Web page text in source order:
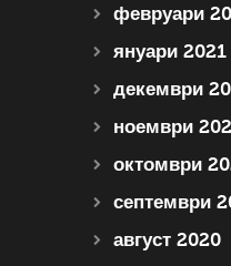
февруари
януари 2021
декември
ноември
октомври
септември
август 2020